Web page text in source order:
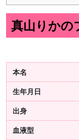
真山りかの
本名
生年月日
出身
血液型